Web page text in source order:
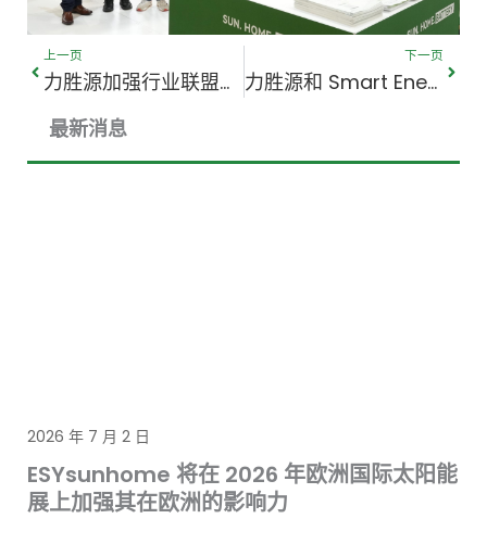
上一页
上一页
力胜源加强行业联盟，在2026年智能能源大会上表彰绿色科技
下一页
力胜源和 Smart Energy Answers 在 2026 年智能能源展上宣布建立战略合作伙伴关系
最新消息
2026 年 7 月 2 日
ESYsunhome 将在 2026 年欧洲国际太阳能
展上加强其在欧洲的影响力